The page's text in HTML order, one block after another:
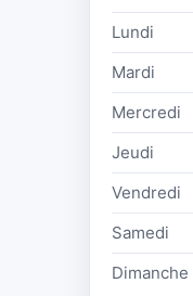
Lundi
Mardi
Mercredi
Jeudi
Vendredi
Samedi
Dimanche